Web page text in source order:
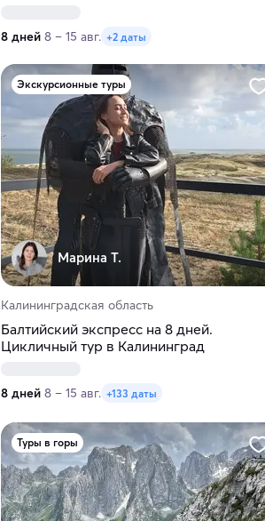
8 дней 8 – 15 авг. +2 даты
Экскурсионные туры
Марина Т.
Калининградская область
Балтийский экспресс на 8 дней.
Цикличный тур в Калининград
8 дней 8 – 15 авг. +133 даты
Туры в горы